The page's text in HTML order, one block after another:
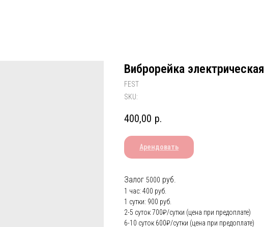
Виброрейка электрическая
FEST
SKU:
400,00 р.
Арендовать
Залог 5000 руб.
1 час: 400 руб.
1 сутки: 900 руб.
2-5 суток 700₽/сутки (цена при предоплате)
6-10 суток 600₽/сутки (цена при предоплате)